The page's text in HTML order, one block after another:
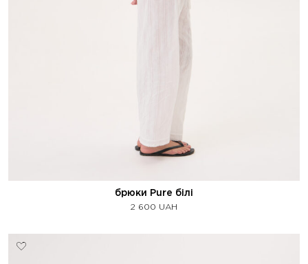
брюки Pure білі
2 600 UAH